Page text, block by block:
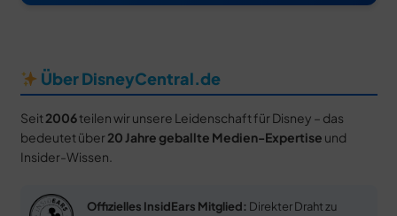
Über DisneyCentral.de
Seit 2006teilen wir unsere Leidenschaft für Disney – das
bedeutet über 20 Jahre geballte Medien-Expertise und
Insider-Wissen.
Offizielles InsidEars Mitglied: Direkter Draht zu